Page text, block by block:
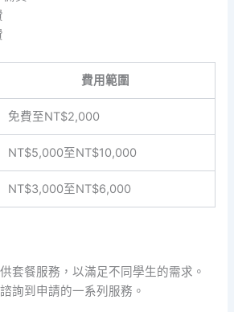
費用範圍
免費至NT$2,000
NT$5,000至NT$10,000
NT$3,000至NT$6,000
套餐服務，以滿足不同學生的需求。
詢到申請的一系列服務。